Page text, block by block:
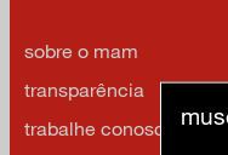
sobre o mam
transparência
trabalhe conosco